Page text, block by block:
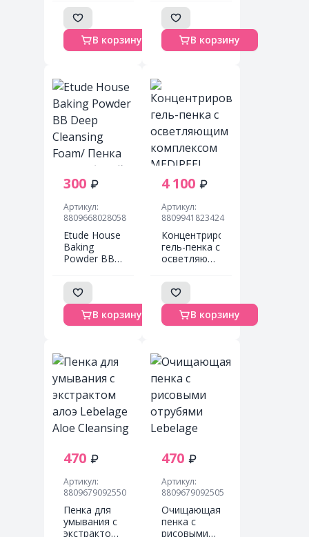
дерева The
Saem
Healing Tea
Garden Tea
Tree
В корзину
Natural 90%
Olive
Cleansing Oil
300 mlВ корзину
300
Артикул:
8809668028058
Etude House
Baking
Powder BB
Cleansing
Foam/
Пенка для
глубокой
очистки
В корзину
4 100
Артикул:
8809941823424
Концентрированная
гель-пенка с
осветляющим
MEDIPEEL
Melanon X
Ampoule
CleanserВ корзину
470
Артикул:
8809679092550
Пенка для
умывания с
экстрактом
470
Артикул:
8809679092505
Очищающая
пенка с
рисовыми